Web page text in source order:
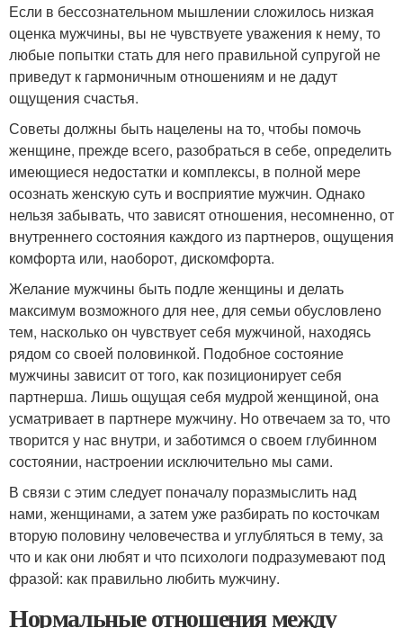
Если в бессознательном мышлении сложилось низкая
оценка мужчины, вы не чувствуете уважения к нему, то
любые попытки стать для него правильной супругой не
приведут к гармоничным отношениям и не дадут
ощущения счастья.
Советы должны быть нацелены на то, чтобы помочь
женщине, прежде всего, разобраться в себе, определить
имеющиеся недостатки и комплексы, в полной мере
осознать женскую суть и восприятие мужчин. Однако
нельзя забывать, что зависят отношения, несомненно, от
внутреннего состояния каждого из партнеров, ощущения
комфорта или, наоборот, дискомфорта.
Желание мужчины быть подле женщины и делать
максимум возможного для нее, для семьи обусловлено
тем, насколько он чувствует себя мужчиной, находясь
рядом со своей половинкой. Подобное состояние
мужчины зависит от того, как позиционирует себя
партнерша. Лишь ощущая себя мудрой женщиной, она
усматривает в партнере мужчину. Но отвечаем за то, что
творится у нас внутри, и заботимся о своем глубинном
состоянии, настроении исключительно мы сами.
В связи с этим следует поначалу поразмыслить над
нами, женщинами, а затем уже разбирать по косточкам
вторую половину человечества и углубляться в тему, за
что и как они любят и что психологи подразумевают под
фразой: как правильно любить мужчину.
Нормальные отношения между